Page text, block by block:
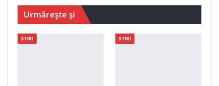
Urmărește și
STIRI STIRI